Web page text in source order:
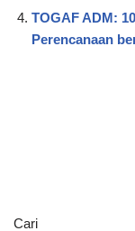
TOGAF ADM:
Perencanaan
Cari